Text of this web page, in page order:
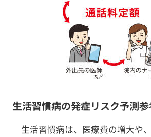
生活習慣病の発症リスク予測
生活習慣病は、医療費の増大や